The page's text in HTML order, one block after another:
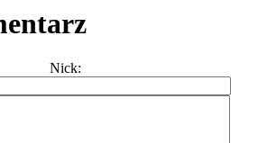
Nick: